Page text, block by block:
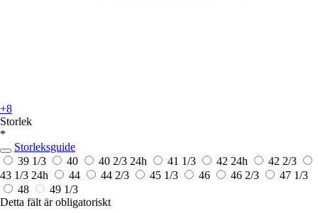
+8
Storlek
*
Storleksguide
39 1/3
40 40 2/3 24h 41 1/3 42 24h
42 2/3
43 1/3 24h 44 44 2/3 45 1/3 46 46 2/3
47 1/3
48
49 1/3
Detta fält är obligatoriskt